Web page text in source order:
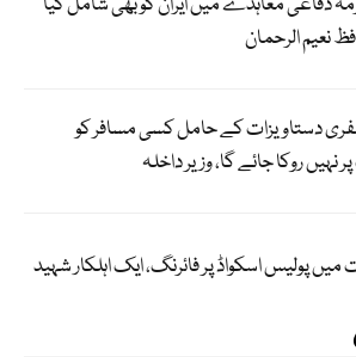
نعیم الرحمان
دستاویزات کے حامل کسی مسافر کو
نہیں روکا جائے گا، وزیر داخلہ
پولیس اسکواڈ پر فائرنگ، ایک اہلکار شہید